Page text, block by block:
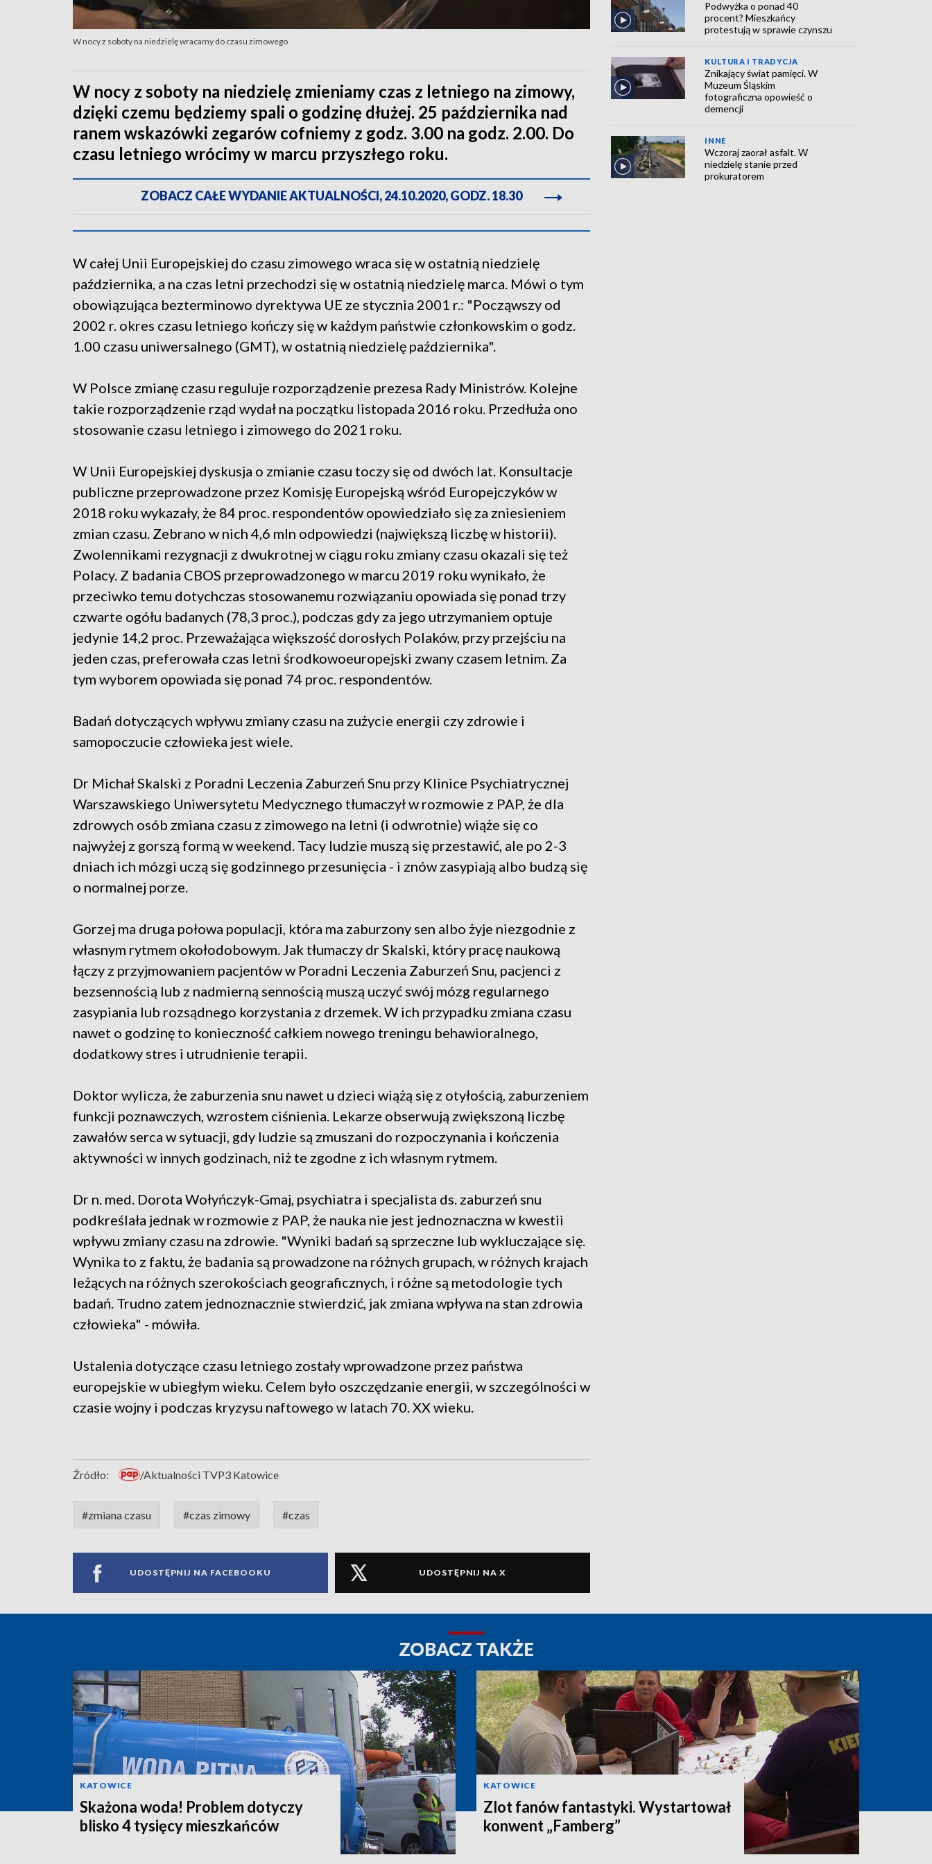
W nocy z soboty na niedzielę wracamy do czasu zimowego
W nocy z soboty na niedzielę zmieniamy czas z letniego na zimowy,
dzięki czemu będziemy spali o godzinę dłużej. 25 października nad
ranem wskazówki zegarów cofniemy z godz. 3.00 na godz. 2.00. Do
czasu letniego wrócimy w marcu przyszłego roku.
ZOBACZ CAŁE WYDANIE AKTUALNOŚCI, 24.10.2020, GODZ. 18.30
W całej Unii Europejskiej do czasu zimowego wraca się w ostatnią niedzielę
października, a na czas letni przechodzi się w ostatnią niedzielę marca. Mówi o tym
obowiązująca bezterminowo dyrektywa UE ze stycznia 2001 r.: "Począwszy od
2002 r. okres czasu letniego kończy się w każdym państwie członkowskim o godz.
1.00 czasu uniwersalnego (GMT), w ostatnią niedzielę października".
W Polsce zmianę czasu reguluje rozporządzenie prezesa Rady Ministrów. Kolejne
takie rozporządzenie rząd wydał na początku listopada 2016 roku. Przedłuża ono
stosowanie czasu letniego i zimowego do 2021 roku.
W Unii Europejskiej dyskusja o zmianie czasu toczy się od dwóch lat. Konsultacje
publiczne przeprowadzone przez Komisję Europejską wśród Europejczyków w
2018 roku wykazały, że 84 proc. respondentów opowiedziało się za zniesieniem
zmian czasu. Zebrano w nich 4,6 mln odpowiedzi (największą liczbę w historii).
Zwolennikami rezygnacji z dwukrotnej w ciągu roku zmiany czasu okazali się też
Polacy. Z badania CBOS przeprowadzonego w marcu 2019 roku wynikało, że
przeciwko temu dotychczas stosowanemu rozwiązaniu opowiada się ponad trzy
czwarte ogółu badanych (78,3 proc.), podczas gdy za jego utrzymaniem optuje
jedynie 14,2 proc. Przeważająca większość dorosłych Polaków, przy przejściu na
jeden czas, preferowała czas letni środkowoeuropejski zwany czasem letnim. Za
tym wyborem opowiada się ponad 74 proc. respondentów.
Badań dotyczących wpływu zmiany czasu na zużycie energii czy zdrowie i
samopoczucie człowieka jest wiele.
Dr Michał Skalski z Poradni Leczenia Zaburzeń Snu przy Klinice Psychiatrycznej
Warszawskiego Uniwersytetu Medycznego tłumaczył w rozmowie z PAP, że dla
zdrowych osób zmiana czasu z zimowego na letni (i odwrotnie) wiąże się co
najwyżej z gorszą formą w weekend. Tacy ludzie muszą się przestawić, ale po 2-3
dniach ich mózgi uczą się godzinnego przesunięcia - i znów zasypiają albo budzą się
o normalnej porze.
Gorzej ma druga połowa populacji, która ma zaburzony sen albo żyje niezgodnie z
własnym rytmem okołodobowym. Jak tłumaczy dr Skalski, który pracę naukową
łączy z przyjmowaniem pacjentów w Poradni Leczenia Zaburzeń Snu, pacjenci z
bezsennością lub z nadmierną sennością muszą uczyć swój mózg regularnego
zasypiania lub rozsądnego korzystania z drzemek. W ich przypadku zmiana czasu
nawet o godzinę to konieczność całkiem nowego treningu behawioralnego,
dodatkowy stres i utrudnienie terapii.
Doktor wylicza, że zaburzenia snu nawet u dzieci wiążą się z otyłością, zaburzeniem
funkcji poznawczych, wzrostem ciśnienia. Lekarze obserwują zwiększoną liczbę
zawałów serca w sytuacji, gdy ludzie są zmuszani do rozpoczynania i kończenia
aktywności w innych godzinach, niż te zgodne z ich własnym rytmem.
Dr n. med. Dorota Wołyńczyk-Gmaj, psychiatra i specjalista ds. zaburzeń snu
podkreślała jednak w rozmowie z PAP, że nauka nie jest jednoznaczna w kwestii
wpływu zmiany czasu na zdrowie. "Wyniki badań są sprzeczne lub wykluczające się.
Wynika to z faktu, że badania są prowadzone na różnych grupach, w różnych krajach
leżących na różnych szerokościach geograficznych, i różne są metodologie tych
badań. Trudno zatem jednoznacznie stwierdzić, jak zmiana wpływa na stan zdrowia
człowieka" - mówiła.
Ustalenia dotyczące czasu letniego zostały wprowadzone przez państwa
europejskie w ubiegłym wieku. Celem było oszczędzanie energii, w szczególności w
czasie wojny i podczas kryzysu naftowego w latach 70. XX wieku.
Źródło: /Aktualności TVP3 Katowice
#zmiana czasu #czas zimowy #czas
UDOSTĘPNIJ NA FACEBOOKU UDOSTĘPNIJ NA X
Podwyżka o ponad 40
procent? Mieszkańcy
protestują w sprawie czynszu
KULTURA I TRADYCJA
Znikający świat pamięci. W
Muzeum Śląskim
fotograficzna opowieść o
demencji
INNE
Wczoraj zaorał asfalt. W
niedzielę stanie przed
prokuratorem
ZOBACZ TAKŻE
KATOWICE
Skażona woda! Problem dotyczy
blisko 4 tysięcy mieszkańców
KATOWICE
Zlot fanów fantastyki. Wystartował
konwent „Famberg”